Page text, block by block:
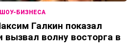
БИЗНЕСА
Галкин показал
волну восторга в